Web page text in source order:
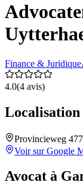
Finance & Juridique
4.0(4 avis)
Localisation
Provincieweg
Voir sur Google
Avocat à